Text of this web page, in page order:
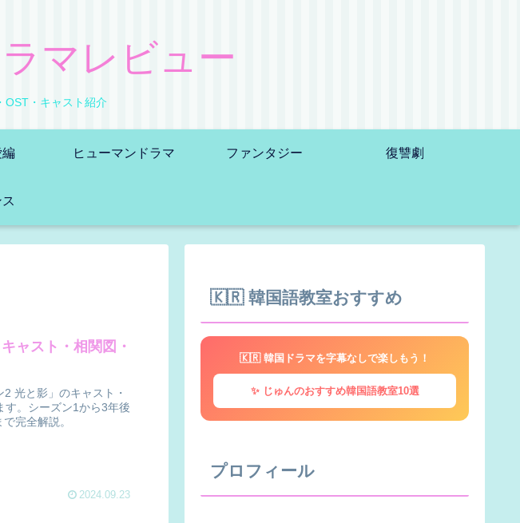
マレビュー
OST・キャスト紹介
編 ヒューマンドラマ ファンタジー 復讐劇
ャスト・相関図・
光と影」のキャスト・
す。シーズン1から3年後
完全解説。
2024.09.23
🇰🇷 韓国語教室おすすめ
🇰🇷 韓国ドラマを字幕なしで楽しもう！
✨ じゅんのおすすめ韓国語教室10選
プロフィール